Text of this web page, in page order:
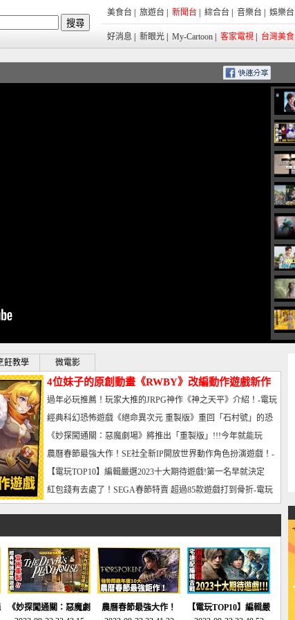
美食台 旅遊台 新聞台 綜合台 音樂台 娛樂台
好消息 新眼光 My-Cartoon 客家電視 台灣美食
飪教學 微電影
4位妹子的原創動畫《RWBY》改編動作遊戲新作
曝光_電玩宅速配20221102
過年必玩推薦！玩家大推的JRPG神作《神之天平》介紹！-電玩
宅速配20230126
經典科幻恐怖遊戲《絕命異次元 重製版》重回「石村號」的恐
懼體驗-電玩宅速配20230125
《妙探闖通關：惡魔劇場》將推出「重製版」!!!今年就能玩
到!!-電玩宅速配20230124
農曆春節最強大作！SE社全新IP開放世界動作角色扮演遊戲！-
電玩宅速配20230123
【電玩TOP10】編輯嚴選2023十大期待遊戲!第一名早就決定
了，封面圖直接雷你!-電玩宅速配20230120
紅包錢有去處了！SEGA春節特賣 超過85款遊戲打到骨折-電玩
宅速配20230119
《妙探闖通關：惡魔劇
農曆春節最強大作！
【電玩TOP10】編輯嚴